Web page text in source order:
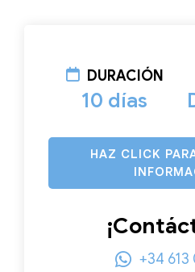
DURACIÓN
10 días
HAZ CLICK
+34 613